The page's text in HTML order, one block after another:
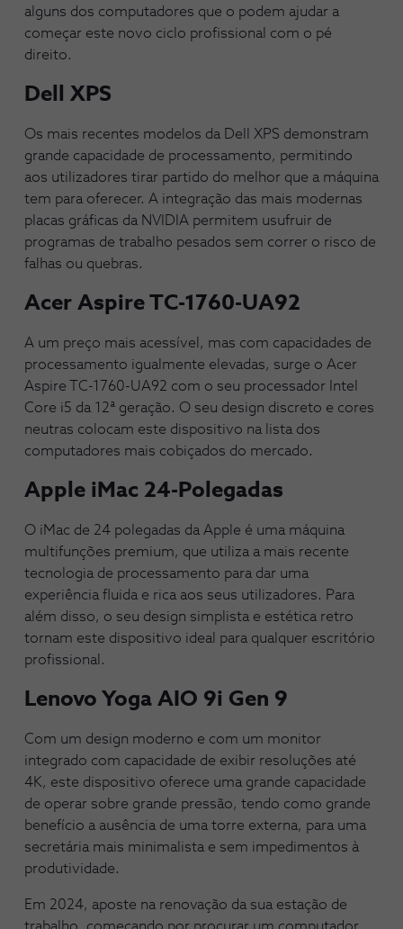
alguns dos computadores que o podem ajudar a
começar este novo ciclo profissional com o pé
direito.
Dell XPS
Os mais recentes modelos da Dell XPS demonstram
grande capacidade de processamento, permitindo
aos utilizadores tirar partido do melhor que a máquina
tem para oferecer. A integração das mais modernas
placas gráficas da NVIDIA permitem usufruir de
programas de trabalho pesados sem correr o risco de
falhas ou quebras.
Acer Aspire TC-1760-UA92
A um preço mais acessível, mas com capacidades de
processamento igualmente elevadas, surge o Acer
Aspire TC-1760-UA92 com o seu processador Intel
Core i5 da 12ª geração. O seu design discreto e cores
neutras colocam este dispositivo na lista dos
computadores mais cobiçados do mercado.
Apple iMac 24-Polegadas
O iMac de 24 polegadas da Apple é uma máquina
multifunções premium, que utiliza a mais recente
tecnologia de processamento para dar uma
experiência fluida e rica aos seus utilizadores. Para
além disso, o seu design simplista e estética retro
tornam este dispositivo ideal para qualquer escritório
profissional.
Lenovo Yoga AIO 9i Gen 9
Com um design moderno e com um monitor
integrado com capacidade de exibir resoluções até
4K, este dispositivo oferece uma grande capacidade
de operar sobre grande pressão, tendo como grande
benefício a ausência de uma torre externa, para uma
secretária mais minimalista e sem impedimentos à
produtividade.
Em 2024, aposte na renovação da sua estação de